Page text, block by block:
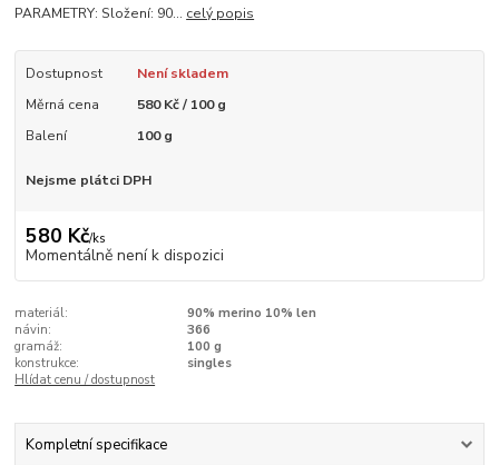
PARAMETRY: Složení: 90... celý popis
Dostupnost
Není skladem
Měrná cena
580 Kč / 100 g
Balení
100 g
Nejsme plátci DPH
580 Kč/ks
Momentálně není k dispozici
materiál:
90% merino 10% len
návin:
366
gramáž:
100 g
konstrukce:
singles
Hlídat cenu / dostupnost
Kompletní specifikace